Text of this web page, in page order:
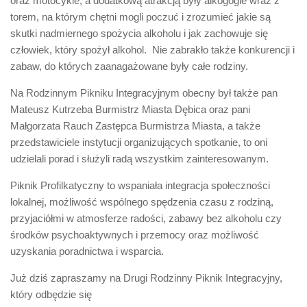
torem, na którym chętni mogli poczuć i zrozumieć jakie są
skutki nadmiernego spożycia alkoholu i jak zachowuje się
człowiek, który spożył alkohol. Nie zabrakło także konkurencji i
zabaw, do których zaanagażowane były całe rodziny.
Na Rodzinnym Pikniku Integracyjnym obecny był także pan
Mateusz Kutrzeba Burmistrz Miasta Dębica oraz pani
Małgorzata Rauch Zastępca Burmistrza Miasta, a także
przedstawiciele instytucji organizujących spotkanie, to oni
udzielali porad i służyli radą wszystkim zainteresowanym.
Piknik Profilkatyczny to wspaniała integracja społeczności
lokalnej, możliwość wspólnego spędzenia czasu z rodziną,
przyjaciółmi w atmosferze radości, zabawy bez alkoholu czy
środków psychoaktywnych i przemocy oraz możliwość
uzyskania poradnictwa i wsparcia.
Już dziś zapraszamy na Drugi Rodzinny Piknik Integracyjny,
który odbędzie się